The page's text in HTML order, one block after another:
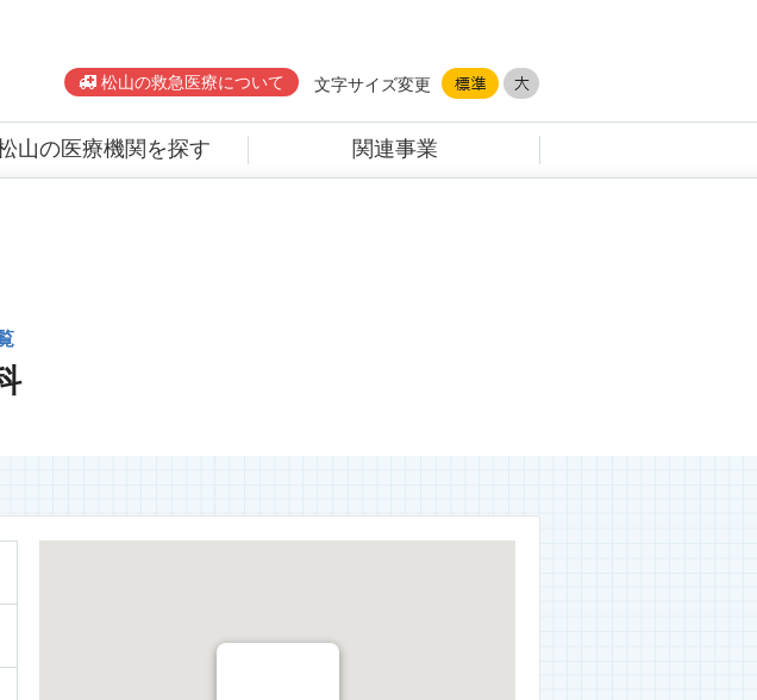
松山の救急医療について 文字サイズ変更
山の医療機関を探す 関連事業